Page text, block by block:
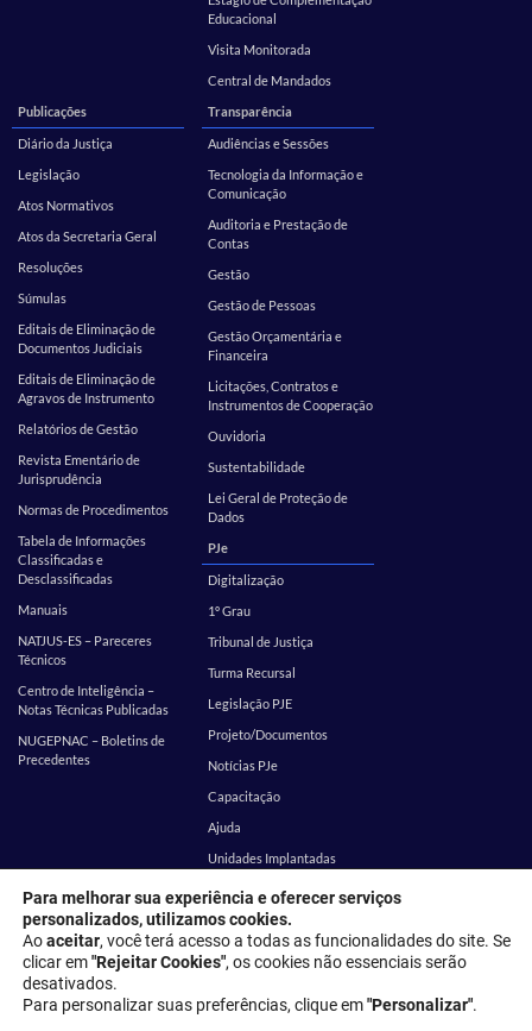
Educacional
Visita Monitorada
Central de Mandados
Publicações
Diário da Justiça
Legislação
Atos Normativos
Atos da Secretaria Geral
Resoluções
Súmulas
Editais de Eliminação de
Documentos Judiciais
Editais de Eliminação de
Agravos de Instrumento
Relatórios de Gestão
Revista Ementário de
Jurisprudência
Normas de Procedimentos
Tabela de Informações
Classificadas e
Desclassificadas
Manuais
NATJUS-ES – Pareceres
Técnicos
Centro de Inteligência –
Notas Técnicas Publicadas
NUGEPNAC – Boletins de
Precedentes
Transparência
Audiências e Sessões
Tecnologia da Informação e
Comunicação
Auditoria e Prestação de
Contas
Gestão
Gestão de Pessoas
Gestão Orçamentária e
Financeira
Licitações, Contratos e
Instrumentos de Cooperação
Ouvidoria
Sustentabilidade
Lei Geral de Proteção de
Dados
PJe
Digitalização
1º Grau
Tribunal de Justiça
Turma Recursal
Legislação PJE
Projeto/Documentos
Notícias PJe
Capacitação
Ajuda
Unidades Implantadas
SEI
EMES Corregedoria
Endereço: Rua Desembargador Homero Mafra, 60 - Enseada do Suá,
Vitória - ES, 29050-906
Para melhorar sua experiência e oferecer serviços
personalizados, utilizamos cookies.
Aoaceitar, você terá acesso a todas as funcionalidades do site. Se
clicar em"Rejeitar Cookies", os cookies não essenciais serão
desativados.
Para personalizar suas preferências, clique em"Personalizar".